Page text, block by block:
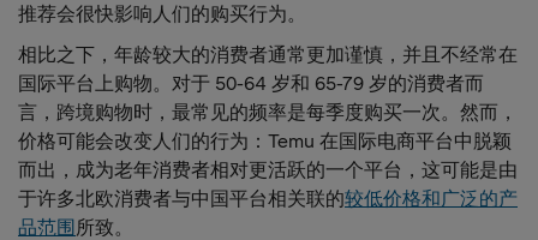
推荐会很快影响人们的购买行为。
相比之下，年龄较大的消费者通常更加谨慎，并且不经常在
国际平台上购物。对于 50-64 岁和 65-79 岁的消费者而
言，跨境购物时，最常见的频率是每季度购买一次。然而，
价格可能会改变人们的行为：Temu 在国际电商平台中脱颖
而出，成为老年消费者相对更活跃的一个平台，这可能是由
于许多北欧消费者与中国平台相关联的较低价格和广泛的产
品范围 所致。